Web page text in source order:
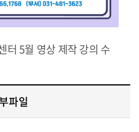
터 5월 영상 제작 강의 수
파일